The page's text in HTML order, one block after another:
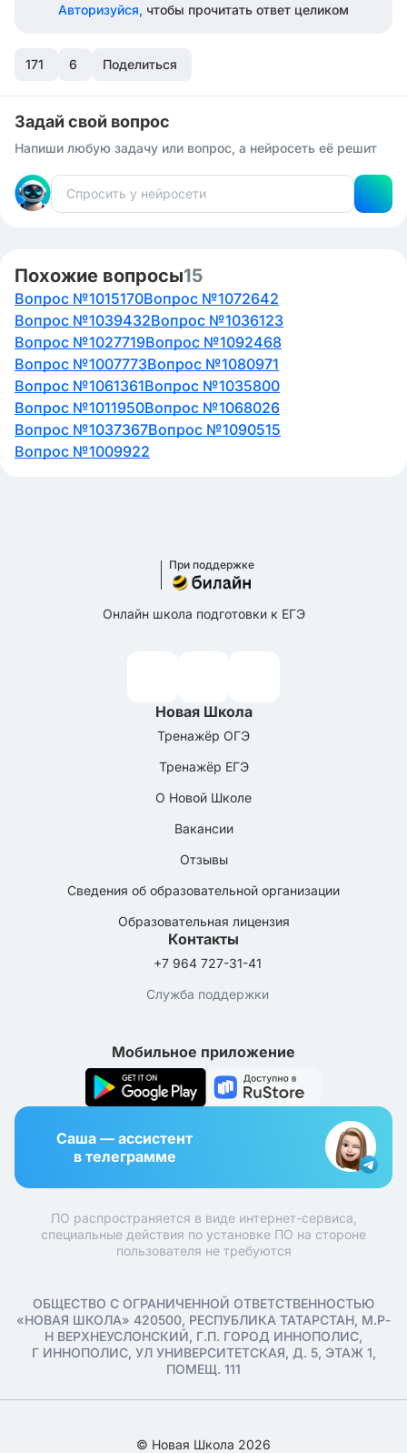
Ермака Тимофеевича. Поход Ермака был направлен в
территории.
походов не была ликвидация всех ханств, возникших
после распада Золотой Орды. Некоторые ханства
остались существовать.
Нет, целью походов на схеме не было возвращение
земель, ранее входивших в состав Российского
государства.
Авторизуйся, чтобы прочитать ответ целиком
171 6 Поделиться
Задай свой вопрос
Напиши любую задачу или вопрос, а нейросеть её решит
Похожие вопросы15
Вопрос №1015170Вопрос №1072642
Вопрос №1039432Вопрос №1036123
Вопрос №1027719Вопрос №1092468
Вопрос №1007773Вопрос №1080971
Вопрос №1061361Вопрос №1035800
Вопрос №1011950Вопрос №1068026
Вопрос №1037367Вопрос №1090515
Вопрос №1009922
При поддержке
Онлайн школа подготовки к ЕГЭ
Новая Школа
Тренажёр ОГЭ
Тренажёр ЕГЭ
О Новой Школе
Вакансии
Отзывы
Сведения об образовательной организации
Образовательная лицензия
Контакты
+7 964 727-31-41
Служба поддержки
Мобильное приложение
Саша — ассистент
в телеграмме
ПО распространяется в виде интернет-сервиса,
специальные действия по установке ПО на стороне
пользователя не требуются
ОБЩЕСТВО С ОГРАНИЧЕННОЙ ОТВЕТСТВЕННОСТЬЮ
«НОВАЯ ШКОЛА» 420500, РЕСПУБЛИКА ТАТАРСТАН, М.Р-
Н ВЕРХНЕУСЛОНСКИЙ, Г.П. ГОРОД ИННОПОЛИС,
Г ИННОПОЛИС, УЛ УНИВЕРСИТЕТСКАЯ, Д. 5, ЭТАЖ 1,
ПОМЕЩ. 111
© Новая Школа 2026